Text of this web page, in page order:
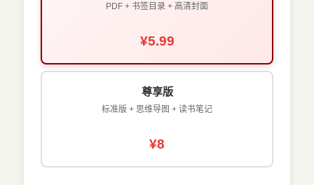
PDF + 书签目录 + 高清封面
¥5.99
尊享版
标准版 + 思维导图 + 读书笔记
¥8